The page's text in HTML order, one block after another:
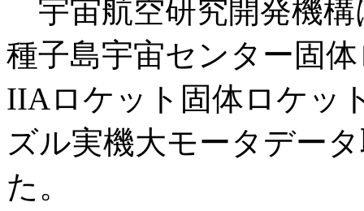
宇宙航空研究開発機構
種子島宇宙センター固
IIAロケット固体ロケッ
ズル実機大モータデー
た。